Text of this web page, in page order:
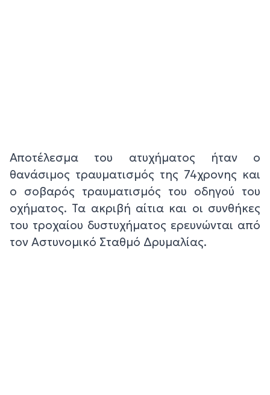
Αποτέλεσμα του ατυχήματος ήταν ο
θανάσιμος τραυματισμός της 74χρονης και
ο σοβαρός τραυματισμός του οδηγού του
οχήματος. Τα ακριβή αίτια και οι συνθήκες
του τροχαίου δυστυχήματος ερευνώνται από
τον Αστυνομικό Σταθμό Δρυμαλίας.